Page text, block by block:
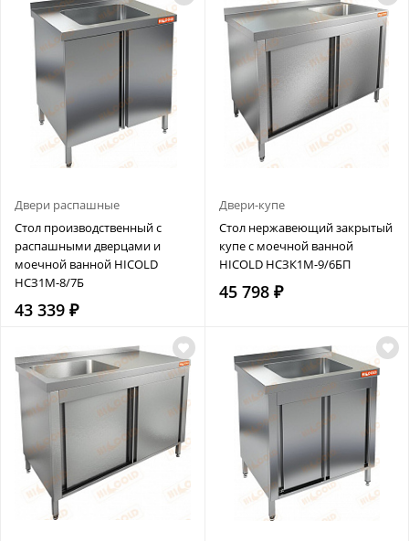
Двери распашные
Стол производственный с
распашными дверцами и
моечной ванной HICOLD
НСЗ1М-8/7Б
43 339 ₽
Двери-купе
Стол нержавеющий закрытый
купе с моечной ванной
HICOLD НСЗК1М-9/6БП
45 798 ₽